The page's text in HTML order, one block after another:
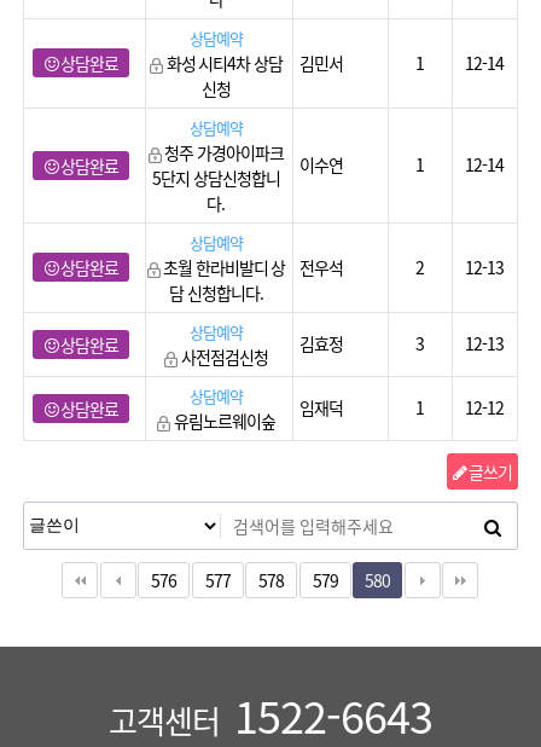
상담완료
상담예약
화성 시티4차 상담
신청
김민서 1 12-14
상담완료
상담예약
청주 가경아이파크
5단지 상담신청합니
다.
이수연 1 12-14
상담완료
상담예약
초월 한라비발디 상
담 신청합니다.
전우석 2 12-13
상담완료
상담예약
사전점검신청
김효정 3 12-13
상담완료
상담예약
유림노르웨이숲
임재덕 1 12-12
글쓰기
576 577 578 579 580
고객센터 1522-6643